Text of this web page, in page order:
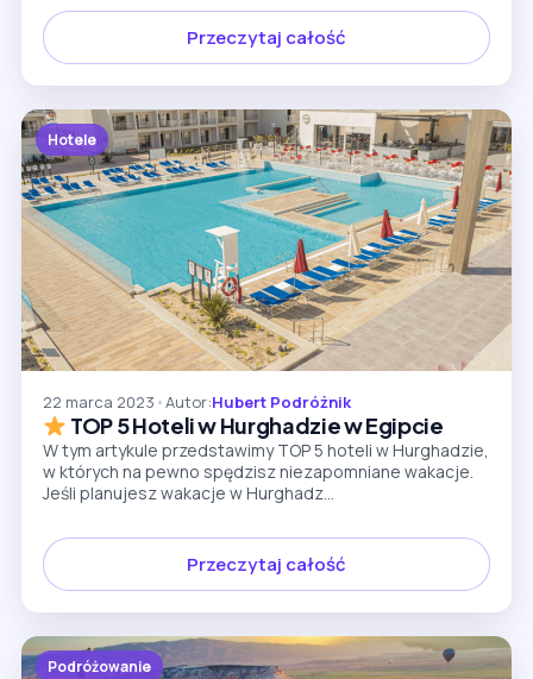
Przeczytaj całość
Hotele
22 marca 2023 •Autor:Hubert Podróżnik
TOP 5 Hoteli w Hurghadzie w Egipcie
W tym artykule przedstawimy TOP 5 hoteli w Hurghadzie,
w których na pewno spędzisz niezapomniane wakacje.
Jeśli planujesz wakacje w Hurghadz...
Przeczytaj całość
Podróżowanie